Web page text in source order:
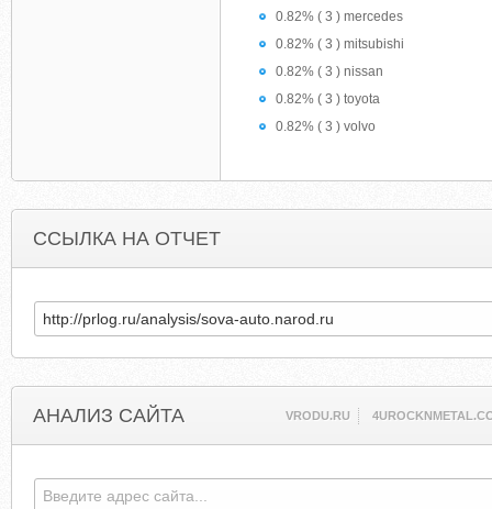
0.82% ( 3 ) mercedes
0.82% ( 3 ) mitsubishi
0.82% ( 3 ) nissan
0.82% ( 3 ) toyota
0.82% ( 3 ) volvo
ССЫЛКА НА ОТЧЕТ
АНАЛИЗ САЙТА VRODU.RU